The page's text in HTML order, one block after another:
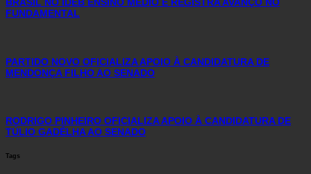
BRASIL NO IDEB ENSINO MÉDIO E REGISTRA AVANÇO NO
FUNDAMENTAL
PARTIDO NOVO OFICIALIZA APOIO À CANDIDATURA DE
MENDONÇA FILHO AO SENADO
RODRIGO PINHEIRO OFICIALIZA APOIO À CANDIDATURA DE
TÚLIO GADÊLHA AO SENADO
Tags